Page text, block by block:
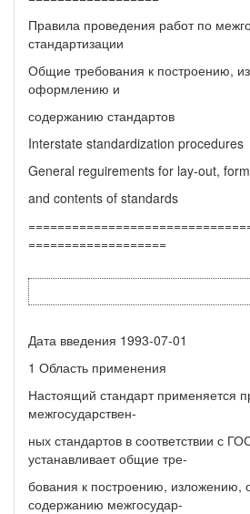
Правила проведения работ по
стандартизации
Общие требования к построению,
оформлению и
содержанию стандартов
Interstate standardization procedures
General reguirements for lay-out,
and contents of standards
===================
Дата введения 1993-07-01
1 Область применения
Настоящий стандарт применяется
межгосударствен-
ных стандартов в соответствии с
устанавливает общие тре-
бования к построению,
содержанию межгосудар-